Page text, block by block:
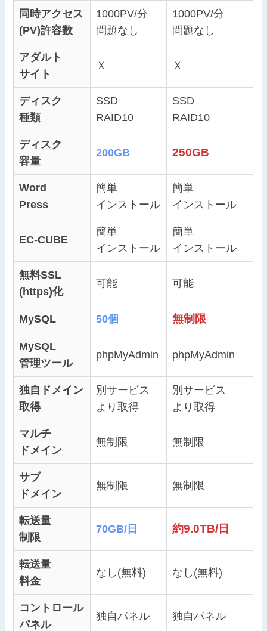
同時アクセス
(PV)許容数
1000PV/分
問題なし
1000PV/分
問題なし
アダルト
サイト
Ｘ Ｘ
ディスク
種類
SSD
RAID10
SSD
RAID10
ディスク
容量
200GB 250GB
Word
Press
簡単
インストール
簡単
インストール
EC-CUBE
簡単
インストール
簡単
インストール
無料SSL
(https)化
可能 可能
MySQL 50個 無制限
MySQL
管理ツール
phpMyAdmin phpMyAdmin
独自ドメイン
取得
別サービス
より取得
別サービス
より取得
マルチ
ドメイン
無制限 無制限
サブ
ドメイン
無制限 無制限
転送量
制限
70GB/日 約9.0TB/日
転送量
料金
なし(無料) なし(無料)
コントロール
パネル
独自パネル 独自パネル